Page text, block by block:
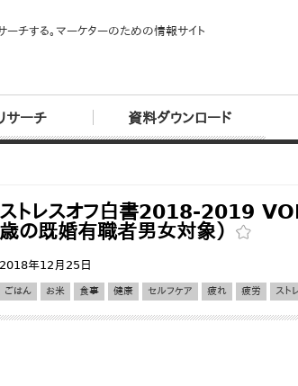
ーチする。マーケターのための情報サイト
サーチ 資料ダウンロード
ストレスオフ白書2018-2019
歳の既婚有職者男女対象）
2018年12月25日
ごはん お米 食事 健康 セルフケア 疲れ 疲労 スト